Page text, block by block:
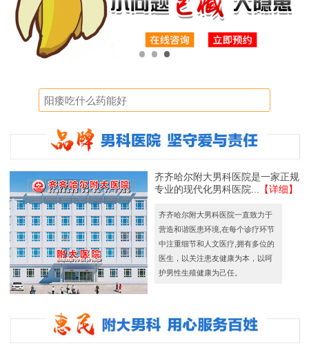
齐齐哈尔附大男科医院是一家正规
专业的现代化男科医院...
【详细】
齐齐哈尔附大男科医院一直致力于
营造和谐医患环境,在每个诊疗环节
中注重细节和人文医疗,拥有多位的
医生，以关注患友健康为本，以呵
护男性生殖健康为己任。